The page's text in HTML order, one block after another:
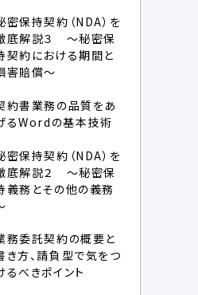
密保持契約（NDA）を
底解説３ ～秘密保
契約における期間と
害賠償～
約書業務の品質をあ
るWordの基本技術
密保持契約（NDA）を
底解説２ ～秘密保
義務とその他の義務
務委託契約の概要と
き方、請負型で気をつ
るべきポイント